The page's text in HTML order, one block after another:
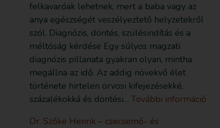
felkavaróak lehetnek, mert a baba vagy az
anya egészségét veszélyeztető helyzetekről
szól. Diagnózis, döntés, szülésindítás és a
méltóság kérdése Egy súlyos magzati
diagnózis pillanata gyakran olyan, mintha
megállna az idő. Az addig növekvő élet
története hirtelen orvosi kifejezésekké,
százalékokká és döntési… További információ
Dr. Szőke Henrik – csecsemő- és